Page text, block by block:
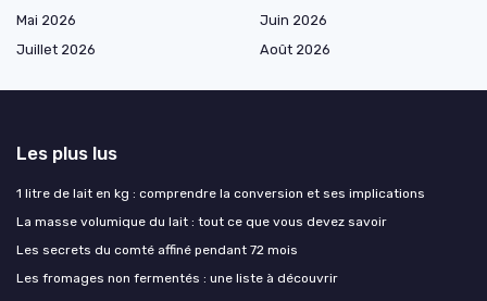
Mai 2026
Juin 2026
Juillet 2026
Août 2026
Les plus lus
1 litre de lait en kg : comprendre la conversion et ses implications
La masse volumique du lait : tout ce que vous devez savoir
Les secrets du comté affiné pendant 72 mois
Les fromages non fermentés : une liste à découvrir